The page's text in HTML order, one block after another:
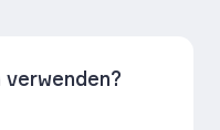
verwenden?